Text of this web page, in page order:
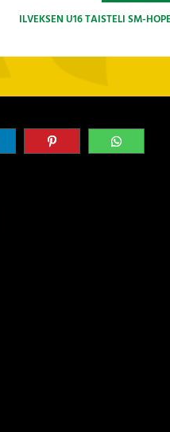
ILVEKSEN U16 TAISTELI SM-